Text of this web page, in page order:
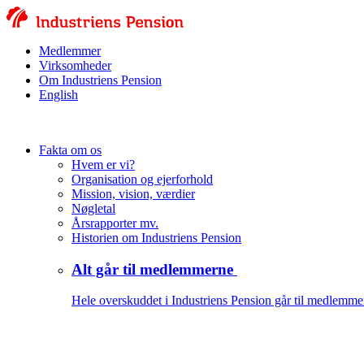
Medlemmer
Virksomheder
Om Industriens Pension
English
Fakta om os
Hvem er vi?
Organisation og ejerforhold
Mission, vision, værdier
Nøgletal
Årsrapporter mv.
Historien om Industriens Pension
Alt går til medlemmerne
Hele overskuddet i Industriens Pension går til